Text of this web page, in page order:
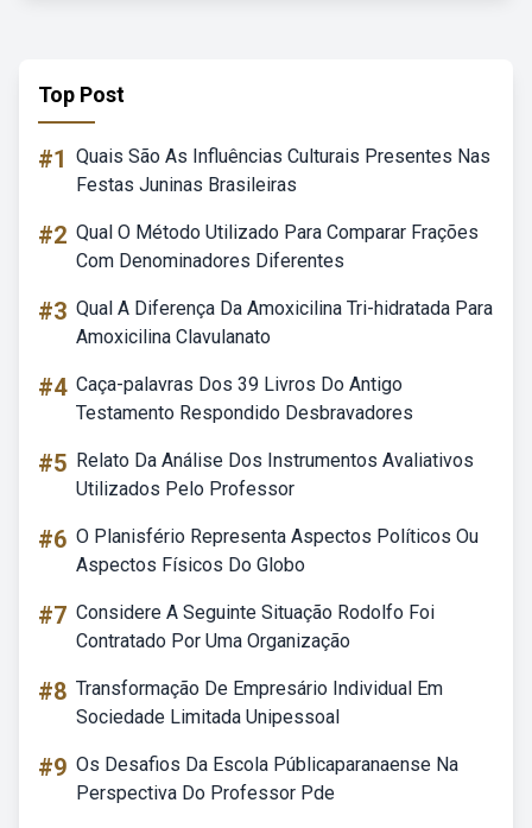
Top Post
#1 Quais São As Influências Culturais Presentes Nas
Festas Juninas Brasileiras
#2 Qual O Método Utilizado Para Comparar Frações
Com Denominadores Diferentes
#3 Qual A Diferença Da Amoxicilina Tri-hidratada Para
Amoxicilina Clavulanato
#4 Caça-palavras Dos 39 Livros Do Antigo
Testamento Respondido Desbravadores
#5 Relato Da Análise Dos Instrumentos Avaliativos
Utilizados Pelo Professor
#6 O Planisfério Representa Aspectos Políticos Ou
Aspectos Físicos Do Globo
#7 Considere A Seguinte Situação Rodolfo Foi
Contratado Por Uma Organização
#8 Transformação De Empresário Individual Em
Sociedade Limitada Unipessoal
#9 Os Desafios Da Escola Públicaparanaense Na
Perspectiva Do Professor Pde